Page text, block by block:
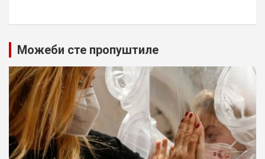
Можеби сте пропуштиле